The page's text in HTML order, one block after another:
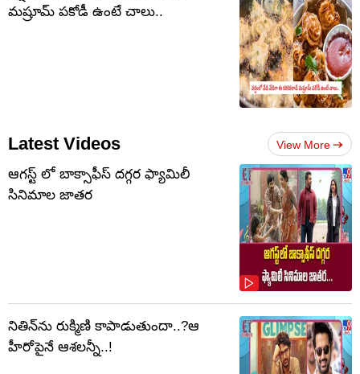
మష్రూమ్ పకోడీ ఉంటే చాలు..
Latest Videos View More
ఆగస్ట్ లో బాక్సాఫీస్ దగ్గర ఫ్యామిలీ
సినిమాల జాతర
నితిన్‌ను రుక్మిణి కాపాడుతుందా..?ఆ
హీరోపైనే ఆశలన్నీ..!